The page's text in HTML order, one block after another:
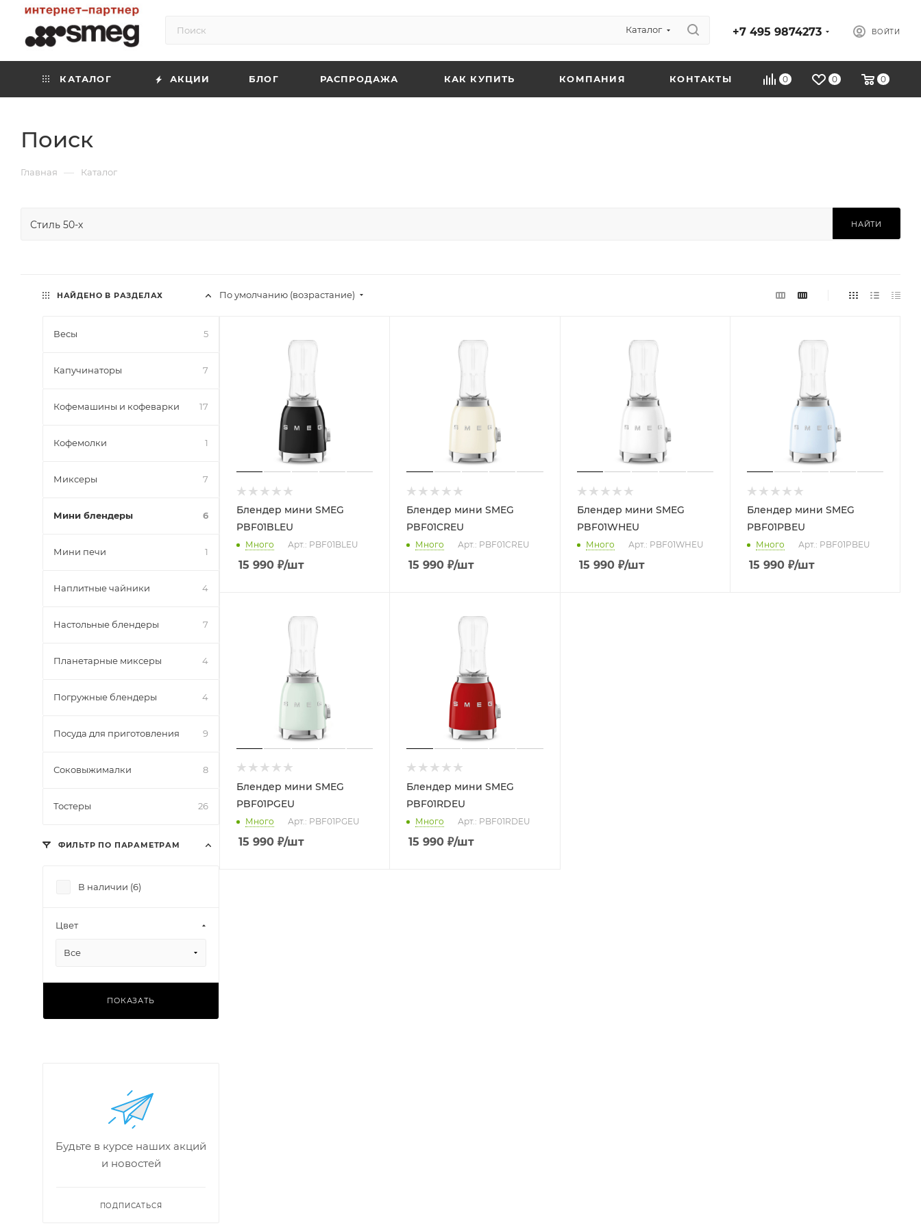
Каталог +7 495 9874273 ВОЙТИ
0 0 0
КАТАЛОГ АКЦИИ БЛОГ РАСПРОДАЖА КАК КУПИТЬ КОМПАНИЯ КОНТАКТЫ
Поиск
Главная — Каталог
НАЙТИ
По умолчанию (возрастание)
Блендер мини SMEG
PBF01BLEU
Много Арт.: PBF01BLEU
15 990 ₽/шт
Блендер мини SMEG
PBF01CREU
Много Арт.: PBF01CREU
15 990 ₽/шт
Блендер мини SMEG
PBF01WHEU
Много Арт.: PBF01WHEU
15 990₽/шт
Блендер мини SMEG
PBF01PBEU
Много Арт.: PBF01PBEU
15 990₽/шт
Блендер мини SMEG
PBF01PGEU
Много Арт.: PBF01PGEU
15 990 ₽/шт
Блендер мини SMEG
PBF01RDEU
Много Арт.: PBF01RDEU
15 990 ₽/шт
НАЙДЕНО В РАЗДЕЛАХ
Весы 5
Капучинаторы 7
Кофемашины и кофеварки 17
Кофемолки 1
Миксеры 7
Мини блендеры 6
Мини печи 1
Наплитные чайники 4
Настольные блендеры 7
Планетарные миксеры 4
Погружные блендеры 4
Посуда для приготовления 9
Соковыжималки 8
Тостеры 26
ФИЛЬТР ПО ПАРАМЕТРАМ
В наличии (6)
Цвет
Все
ПОКАЗАТЬ
Будьте в курсе наших акций
и новостей
ПОДПИСАТЬСЯ